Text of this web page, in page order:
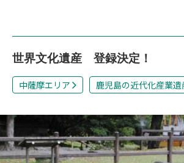
世界文化遺産 登録決定！
中薩摩エリア 鹿児島の近代化産業遺